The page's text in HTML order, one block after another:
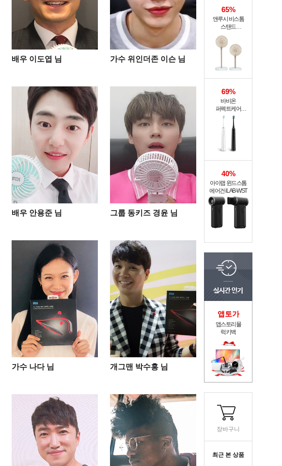
배우 이도엽 님 가수 위인더존 이슨 님
배우 안용준 님 그룹 동키즈 경윤 님
가수 나다 님 개그맨 박수홍 님
65%
앤루시 비스톰
스탠드
써큘레이터 ASF-
200A
69%
바비온
퍼펙트케어
퓨어슬림
음파전동칫솔
40%
아이랩 윈드스톰
에어건 iLAB-WST
앱토가
앱스토리몰
럭키백
장바구니
최근 본 상품